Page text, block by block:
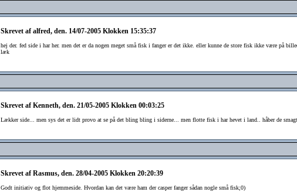
Skrevet af alfred, den. 14/07-2005 Klokken 15:35:37
hej der. fed side i har her. men det er da nogen meget små fisk i fanger er det ikke. eller kunne de store fisk ikke være på
læk
Skrevet af Kenneth, den. 21/05-2005 Klokken 00:03:25
Lækker side... men sys det er lidt provo at se på det bling bling i siderne... men flotte fisk i har hevet i land.. håber de
Skrevet af Rasmus, den. 28/04-2005 Klokken 20:20:39
Godt initiativ og flot hjemmeside. Hvordan kan det være ham der casper fanger sådan nogle små fisk;0)